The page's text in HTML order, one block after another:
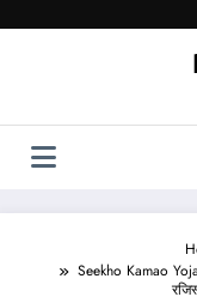
Seekho Kamao